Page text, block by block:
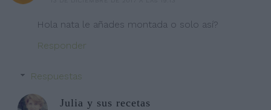
Hola nata le añades montada o solo así?
Responder
Respuestas
Julia y sus recetas